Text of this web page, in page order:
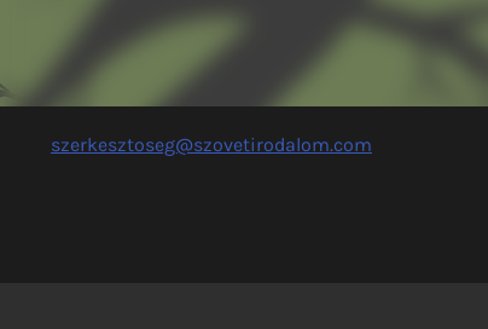
szerkesztoseg@szovetirodalom.com